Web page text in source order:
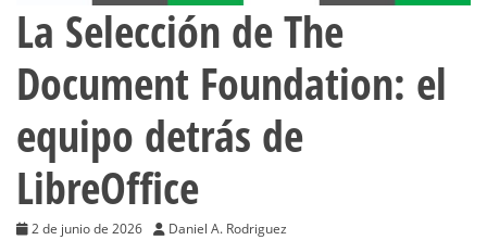
La Selección de The
Document Foundation: el
equipo detrás de
LibreOffice
2 de junio de 2026 Daniel A. Rodriguez